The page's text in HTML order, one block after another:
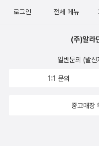
종교 간 갈등이 적고 종교가
등에 있어 여러 문제를 안고
가산을 개인 소유로 여기는
현저히 낮다. 사회통합과 발
진입하기 위해 노력하고 있다
로그인 전체 메뉴
(주)알라
일반문의 (발신
1:1 문의
중고매장